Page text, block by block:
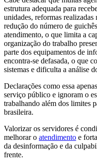
estrutura adequada para
unidades, reformas
redução do número de
atendimento, o que limita a
organização do trabalho
parte dos equipamentos de
encontra-se defasada, o que
sistemas e dificulta a análise
Declarações como essa
serviço público e ignoram o
trabalhando além dos limites
brasileira.
Valorizar os servidores é
melhorar o atendimento e
da desinformação e da
frente.